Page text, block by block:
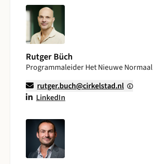
Rutger Büch
Programmaleider Het Nieuwe Normaal
rutger.buch@cirkelstad.nl
LinkedIn